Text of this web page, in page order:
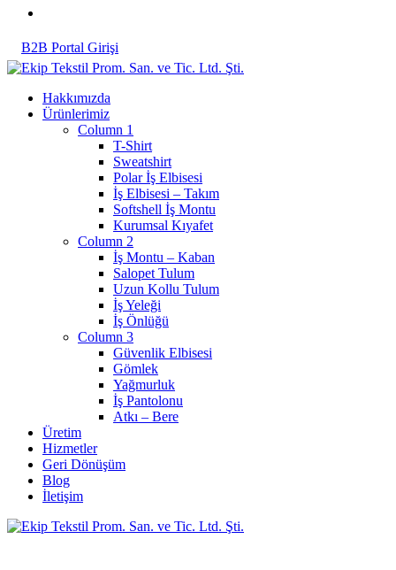
B2B Portal Girişi
Hakkımızda
Ürünlerimiz
Column 1
T-Shirt
Sweatshirt
Polar İş Elbisesi
İş Elbisesi – Takım
Softshell İş Montu
Kurumsal Kıyafet
Column 2
İş Montu – Kaban
Salopet Tulum
Uzun Kollu Tulum
İş Yeleği
İş Önlüğü
Column 3
Güvenlik Elbisesi
Gömlek
Yağmurluk
İş Pantolonu
Atkı – Bere
Üretim
Hizmetler
Geri Dönüşüm
Blog
İletişim